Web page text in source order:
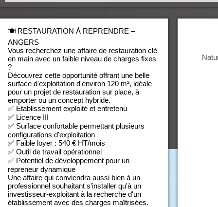
🍽️ RESTAURATION À REPRENDRE –
ANGERS
Vous recherchez une affaire de restauration clé
en main avec un faible niveau de charges fixes
?
Découvrez cette opportunité offrant une belle
surface d'exploitation d'environ 120 m², idéale
pour un projet de restauration sur place, à
emporter ou un concept hybride.
✅ Établissement exploité et entretenu
✅ Licence III
✅ Surface confortable permettant plusieurs
configurations d'exploitation
✅ Faible loyer : 540 € HT/mois
✅ Outil de travail opérationnel
✅ Potentiel de développement pour un
repreneur dynamique
Une affaire qui conviendra aussi bien à un
professionnel souhaitant s'installer qu'à un
investisseur-exploitant à la recherche d'un
établissement avec des charges maîtrisées.